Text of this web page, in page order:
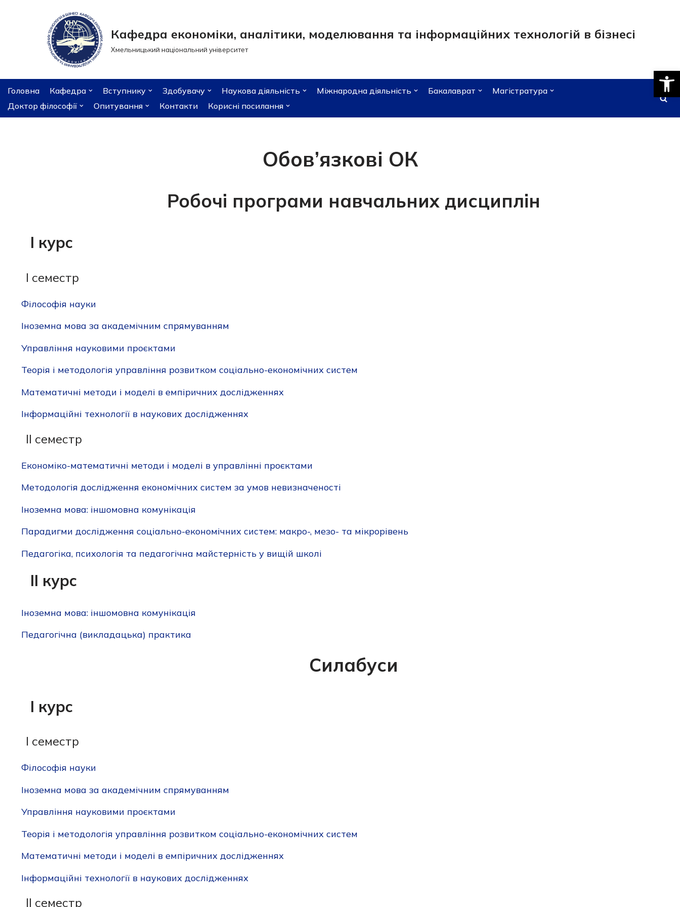
Кафедра економіки, аналітики, моделювання та інформаційних технологій в бізнесі
Хмельницький національний університет
Головна Кафедра Вступнику Здобувачу Наукова діяльність Міжнародна діяльність Бакалаврат
Магістратура
Доктор філософії
Опитування Контакти Корисні посилання
Обов’язкові ОК
Робочі програми навчальних дисциплін
І курс
І семестр
Філософія науки
Іноземна мова за академічним спрямуванням
Управління науковими проєктами
Теорія і методологія управління розвитком соціально-економічних систем
Математичні методи і моделі в емпіричних дослідженнях
Інформаційні технології в наукових дослідженнях
ІІ семестр
Економіко-математичні методи і моделі в управлінні проєктами
Методологія дослідження економічних систем за умов невизначеності
Іноземна мова: іншомовна комунікація
Парадигми дослідження соціально-економічних систем: макро-, мезо- та мікрорівень
Педагогіка, психологія та педагогічна майстерність у вищій школі
ІІ курс
Іноземна мова: іншомовна комунікація
Педагогічна (викладацька) практика
Силабуси
І курс
І семестр
Філософія науки
Іноземна мова за академічним спрямуванням
Управління науковими проєктами
Теорія і методологія управління розвитком соціально-економічних систем
Математичні методи і моделі в емпіричних дослідженнях
Інформаційні технології в наукових дослідженнях
ІІ семестр